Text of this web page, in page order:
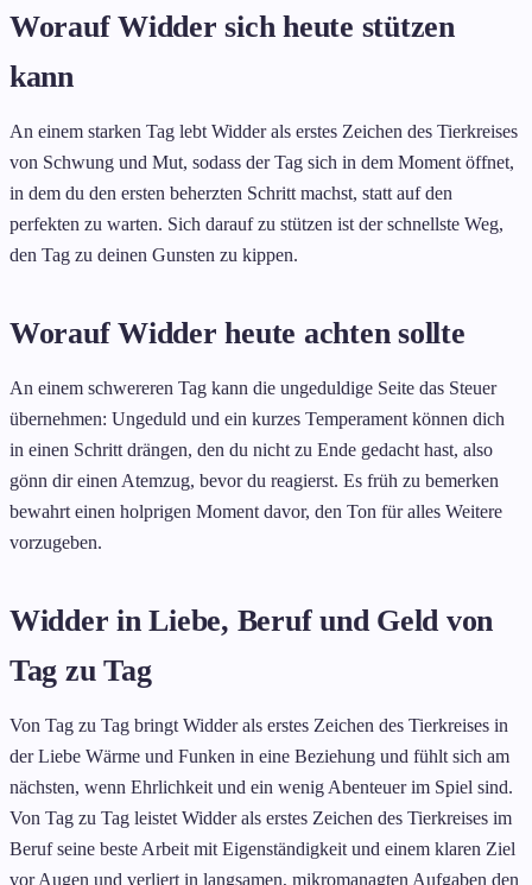
Worauf Widder sich heute stützen
kann
An einem starken Tag lebt Widder als erstes Zeichen des Tierkreises
von Schwung und Mut, sodass der Tag sich in dem Moment öffnet,
in dem du den ersten beherzten Schritt machst, statt auf den
perfekten zu warten. Sich darauf zu stützen ist der schnellste Weg,
den Tag zu deinen Gunsten zu kippen.
Worauf Widder heute achten sollte
An einem schwereren Tag kann die ungeduldige Seite das Steuer
übernehmen: Ungeduld und ein kurzes Temperament können dich
in einen Schritt drängen, den du nicht zu Ende gedacht hast, also
gönn dir einen Atemzug, bevor du reagierst. Es früh zu bemerken
bewahrt einen holprigen Moment davor, den Ton für alles Weitere
vorzugeben.
Widder in Liebe, Beruf und Geld von
Tag zu Tag
Von Tag zu Tag bringt Widder als erstes Zeichen des Tierkreises in
der Liebe Wärme und Funken in eine Beziehung und fühlt sich am
nächsten, wenn Ehrlichkeit und ein wenig Abenteuer im Spiel sind.
Von Tag zu Tag leistet Widder als erstes Zeichen des Tierkreises im
Beruf seine beste Arbeit mit Eigenständigkeit und einem klaren Ziel
vor Augen und verliert in langsamen, mikromanagten Aufgaben den